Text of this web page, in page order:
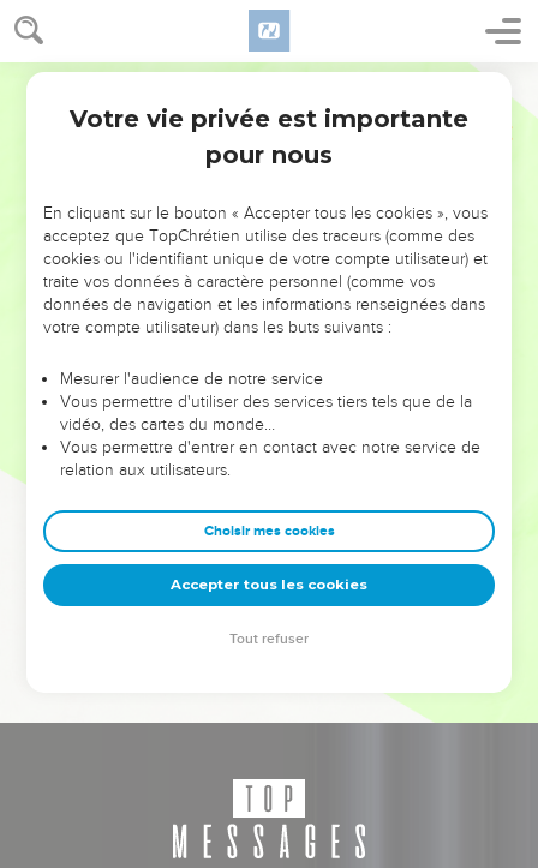
NE MANQUEZ PAS L’ÉVÉNEMENT
DE L’ANNÉE !
ET SI LEURS ERREURS POUVAIENT VOUS ÉVITER LES
VOTRES ?
leur foi ou leur vision. Mais on voit moins les doutes, les erreurs
et les saisons difficiles qu'ils ont traversés, alors même que ce
sont elles qui les ont façonnés.
Dans cette conférence, leaders, entrepreneurs, et responsables
clés pour avancer avec plus de sagesse afin que leurs erreurs
deviennent vos tremplins. Que vous guidiez un ministère, une
équipe, un groupe ou une famille, leur expérience est faite
pour vous.
Votre vie privée est importante
pour nous
En cliquant sur le bouton « Accepter tous les cookies », vous
acceptez que TopChrétien utilise des traceurs (comme des
cookies ou l'identifiant unique de votre compte utilisateur) et
traite vos données à caractère personnel (comme vos
données de navigation et les informations renseignées dans
votre compte utilisateur) dans les buts suivants :
Mesurer l'audience de notre service
Vous permettre d'utiliser des services tiers tels que de la
vidéo, des cartes du monde…
Vous permettre d'entrer en contact avec notre service de
relation aux utilisateurs.
Choisir mes cookies
Accepter tous les cookies
Tout refuser